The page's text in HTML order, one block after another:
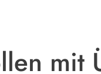
mit